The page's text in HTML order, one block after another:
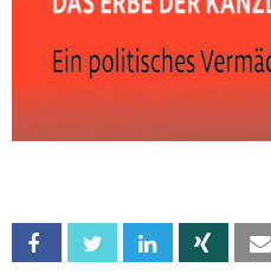
Facebook Twitter Linkedin Xing